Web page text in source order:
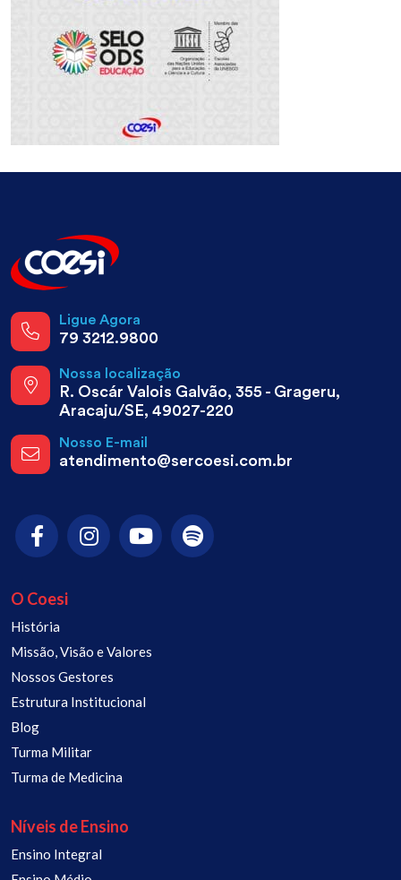
Ligue Agora
79 3212.9800
Nossa localização
R. Oscár Valois Galvão, 355 - Grageru,
Aracaju/SE, 49027-220
Nosso E-mail
atendimento@sercoesi.com.br
O Coesi
História
Missão, Visão e Valores
Nossos Gestores
Estrutura Institucional
Blog
Turma Militar
Turma de Medicina
Níveis de Ensino
Ensino Integral